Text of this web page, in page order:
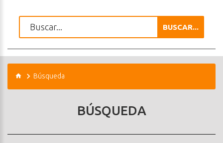
BUSCAR...
Búsqueda
BÚSQUEDA